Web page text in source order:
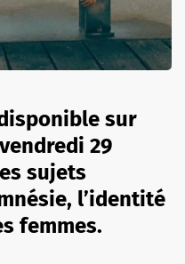
sur
29
sujets
l’identité
femmes.